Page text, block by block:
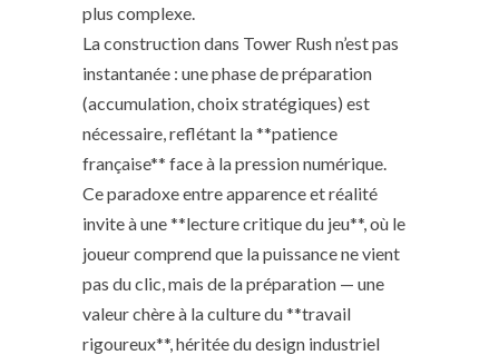
plus complexe.
La construction dans Tower Rush n’est pas
instantanée : une phase de préparation
(accumulation, choix stratégiques) est
nécessaire, reflétant la **patience
française** face à la pression numérique.
Ce paradoxe entre apparence et réalité
invite à une **lecture critique du jeu**, où le
joueur comprend que la puissance ne vient
pas du clic, mais de la préparation — une
valeur chère à la culture du **travail
rigoureux**, héritée du design industriel